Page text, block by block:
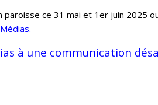
ce 31 mai et 1er juin 2025
à une communication